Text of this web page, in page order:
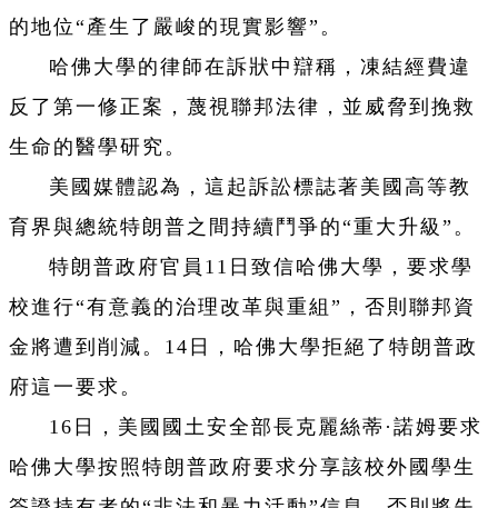
的地位“產生了嚴峻的現實影響”。
哈佛大學的律師在訴狀中辯稱，凍結經費違
反了第一修正案，蔑視聯邦法律，並威脅到挽救
生命的醫學研究。
美國媒體認為，這起訴訟標誌著美國高等教
育界與總統特朗普之間持續鬥爭的“重大升級”。
特朗普政府官員11日致信哈佛大學，要求學
校進行“有意義的治理改革與重組”，否則聯邦資
金將遭到削減。14日，哈佛大學拒絕了特朗普政
府這一要求。
16日，美國國土安全部長克麗絲蒂·諾姆要求
哈佛大學按照特朗普政府要求分享該校外國學生